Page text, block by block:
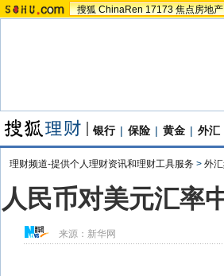
搜狐 ChinaRen 17173 焦点房地产
银行 | 保险 | 黄金 | 外汇
理财频道-提供个人理财资讯和理财工具服务 > 外
人民币对美元汇率
来源： 新华网